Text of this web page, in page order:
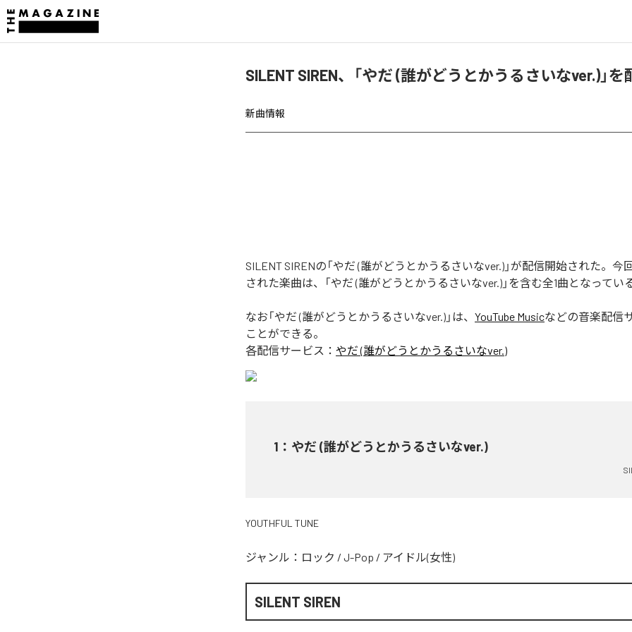
SILENT SIREN、「やだ (誰がどうとかうるさいなver.)」
新曲情報
SILENT SIRENの「やだ (誰がどうとかうるさいなver.)」が配信開始された。今
された楽曲は、「やだ (誰がどうとかうるさいなver.)」を含む全1曲となっている
なお「やだ (誰がどうとかうるさいなver.) 」は、 YouTube Musicなどの音楽配信
ことができる。
各配信サービス： やだ (誰がどうとかうるさいなver.)
1 ： やだ (誰がどうとかうるさいなver.)
YOUTHFUL TUNE
ジャンル： ロック / J-Pop / アイドル(女性)
SILENT SIREN